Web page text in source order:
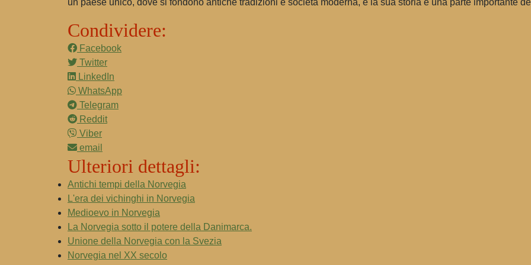
un paese unico, dove si fondono antiche tradizioni e società moderna, e la sua storia è una parte importante
Condividere:
Facebook
Twitter
LinkedIn
WhatsApp
Telegram
Reddit
Viber
email
Ulteriori dettagli:
Antichi tempi della Norvegia
L'era dei vichinghi in Norvegia
Medioevo in Norvegia
La Norvegia sotto il potere della Danimarca.
Unione della Norvegia con la Svezia
Norvegia nel XX secolo